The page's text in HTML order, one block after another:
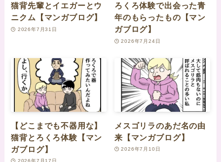
猫背先輩とイエガーとウ
ニクム【マンガブログ】
2026年7月31日
ろくろ体験で出会った青
年のもらったもの【マン
ガブログ】
2026年7月24日
【どこまでも不器用な】
猫背とろくろ体験【マン
ガブログ】
2026年7月17日
メスゴリラのあだ名の由
来【マンガブログ】
2026年7月10日